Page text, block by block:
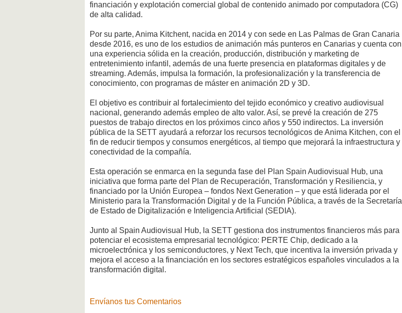
financiación y explotación comercial global de contenido animado por computadora (CG)
de alta calidad.
Por su parte, Anima Kitchent, nacida en 2014 y con sede en Las Palmas de Gran Canaria
desde 2016, es uno de los estudios de animación más punteros en Canarias y cuenta con
una experiencia sólida en la creación, producción, distribución y marketing de
entretenimiento infantil, además de una fuerte presencia en plataformas digitales y de
streaming. Además, impulsa la formación, la profesionalización y la transferencia de
conocimiento, con programas de máster en animación 2D y 3D.
El objetivo es contribuir al fortalecimiento del tejido económico y creativo audiovisual
nacional, generando además empleo de alto valor. Así, se prevé la creación de 275
puestos de trabajo directos en los próximos cinco años y 550 indirectos. La inversión
pública de la SETT ayudará a reforzar los recursos tecnológicos de Anima Kitchen, con el
fin de reducir tiempos y consumos energéticos, al tiempo que mejorará la infraestructura y
conectividad de la compañía.
Esta operación se enmarca en la segunda fase del Plan Spain Audiovisual Hub, una
iniciativa que forma parte del Plan de Recuperación, Transformación y Resiliencia, y
financiado por la Unión Europea – fondos Next Generation – y que está liderada por el
Ministerio para la Transformación Digital y de la Función Pública, a través de la Secretaría
de Estado de Digitalización e Inteligencia Artificial (SEDIA).
Junto al Spain Audiovisual Hub, la SETT gestiona dos instrumentos financieros más para
potenciar el ecosistema empresarial tecnológico: PERTE Chip, dedicado a la
microelectrónica y los semiconductores, y Next Tech, que incentiva la inversión privada y
mejora el acceso a la financiación en los sectores estratégicos españoles vinculados a la
transformación digital.
Envíanos tus Comentarios